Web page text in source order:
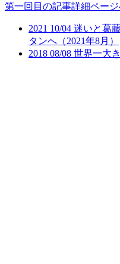
第一回目の記事詳細ペー
2021 10/04 迷いと葛
タンへ（2021年8月）
2018 08/08 世界一大